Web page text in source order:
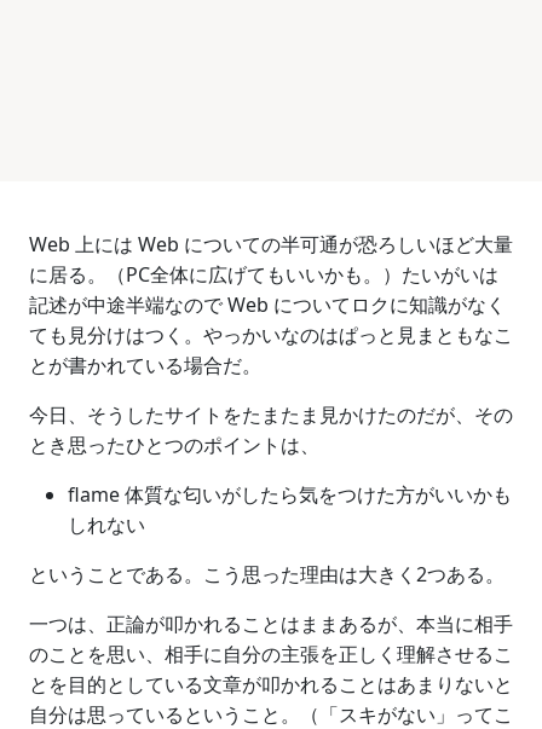
Web 上には Web についての半可通が恐ろしいほど大量
に居る。（PC全体に広げてもいいかも。）たいがいは
記述が中途半端なので Web についてロクに知識がなく
ても見分けはつく。やっかいなのはぱっと見まともなこ
とが書かれている場合だ。
今日、そうしたサイトをたまたま見かけたのだが、その
とき思ったひとつのポイントは、
flame 体質な匂いがしたら気をつけた方がいいかも
しれない
ということである。こう思った理由は大きく2つある。
一つは、正論が叩かれることはままあるが、本当に相手
のことを思い、相手に自分の主張を正しく理解させるこ
とを目的としている文章が叩かれることはあまりないと
自分は思っているということ。（「スキがない」ってこ